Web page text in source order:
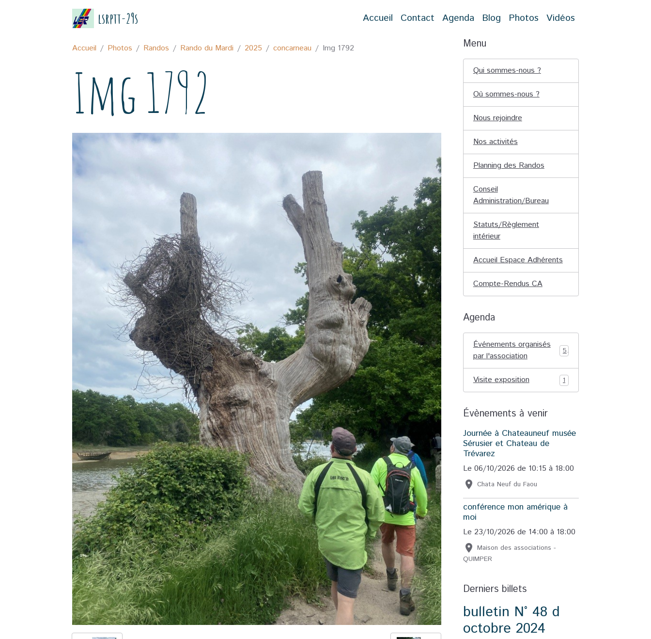
lsrptt-29s Accueil Contact Agenda Blog Photos Vidéos
Accueil Photos Randos Rando du Mardi 2025 concarneau Img 1792
Img 1792
Menu
Qui sommes-nous ?
Où sommes-nous ?
Nous rejoindre
Nos activités
Planning des Randos
Conseil
Administration/Bureau
Statuts/Règlement
intérieur
Accueil Espace Adhérents
Compte-Rendus CA
Agenda
Événements organisés
par l'association
5
Visite exposition 1
Évènements à venir
Journée à Chateauneuf musée
Sérusier et Chateau de
Trévarez
Le 06/10/2026 de 10:15 à 18:00
Chata Neuf du Faou
conférence mon amérique à
moi
Le 23/10/2026 de 14:00 à 18:00
Maison des associations -
QUIMPER
Derniers billets
bulletin N° 48 d
octobre 2024